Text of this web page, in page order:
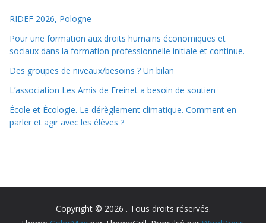
RIDEF 2026, Pologne
Pour une formation aux droits humains économiques et
sociaux dans la formation professionnelle initiale et continue.
Des groupes de niveaux/besoins ? Un bilan
L’association Les Amis de Freinet a besoin de soutien
École et Écologie. Le dérèglement climatique. Comment en
parler et agir avec les élèves ?
Copyright © 2026 . Tous droits réservés.